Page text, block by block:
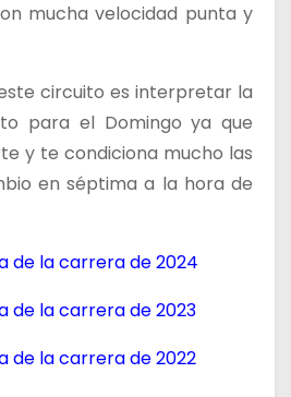
mucha velocidad punta y
circuito es interpretar la
para el Domingo ya que
y te condiciona mucho las
en séptima a la hora de
de la carrera de 2024
de la carrera de 2023
de la carrera de 2022